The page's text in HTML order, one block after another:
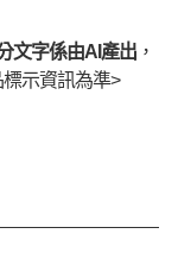
文字係由AI產出 ，
示資訊為準>